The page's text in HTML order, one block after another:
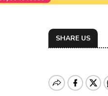
SHARE US